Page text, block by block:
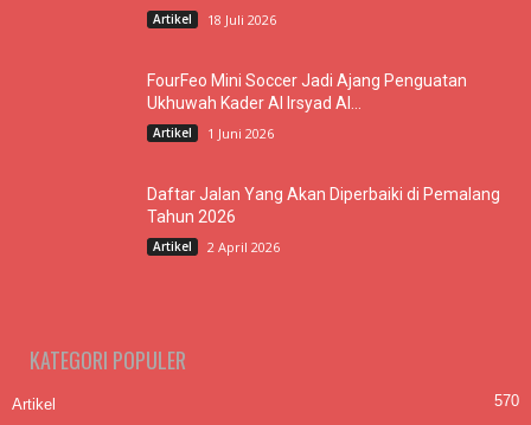
Artikel 18 Juli 2026
FourFeo Mini Soccer Jadi Ajang Penguatan
Ukhuwah Kader Al Irsyad Al...
Artikel 1 Juni 2026
Daftar Jalan Yang Akan Diperbaiki di Pemalang
Tahun 2026
Artikel 2 April 2026
KATEGORI POPULER
Artikel 570